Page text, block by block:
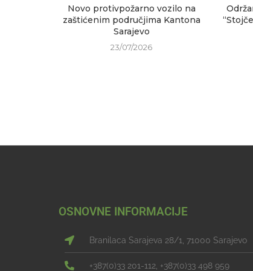
Novo protivpožarno vozilo na
zaštićenim područjima Kantona
Sarajevo
23/07/2026
OSNOVNE INFORMACIJE
Branilaca Sarajeva 28/1, 71000 Sarajevo
+387(0)33 201-112, +387(0)33 498 959